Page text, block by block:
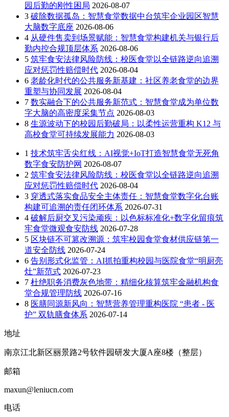
园后勤的刚性困局 2026-08-07
3 破除数据孤岛：智慧食堂数据中台筑牢企业园区智慧
大脑数字底座 2026-08-06
4 从硬件售卖到场景赋能：智慧食堂构建机关与银行后
勤内控合规顶层体系 2026-08-06
5 筑牢食安法律风险防线：校医食堂以全链路逆向追溯
应对惩罚性赔偿时代 2026-08-04
6 老龄化时代的公共服务新基建：社区养老食堂的边界
重塑与协同发展 2026-08-04
7 数实融合下的公共服务新范式：智慧食堂成为单位数
字大脑的高密度采集节点 2026-08-03
8 生源波动下的校园后勤破局：以柔性运营重构 K12 与
高校食堂可持续发展能力 2026-08-03
1 技术筑牢舌尖红线：AI视觉+IoT打造智慧食堂无死角
数字食安防护网 2026-08-07
2 筑牢食安法律风险防线：校医食堂以全链路逆向追溯
应对惩罚性赔偿时代 2026-08-04
3 穿透式落实食品安全主体责任：智慧食堂数字化台账
构建可追溯的责任闭环体系 2026-07-31
4 破解后厨交叉污染顽疾：以色标标准化+数字化留痕筑
牢食堂微观食安防线 2026-07-28
5 区块链不可篡改溯源：筑牢校园食堂食材供应链第一
道安全防线 2026-07-24
6 告别形式化监管：AI抓拍重构校园与医院食堂“明厨亮
灶”新范式 2026-07-23
7 杜绝职务消费灰色地带：精细化核算筑牢金融机构食
堂合规管理防线 2026-07-16
8 医膳同源新风向：智慧营养管理重构医院 “患者 - 医
护” 双轨膳食体系 2026-07-14
地址
南京江北新区丽景路2号软件园研发大厦A座8楼（整层）
邮箱
maxun@leniucn.com
电话